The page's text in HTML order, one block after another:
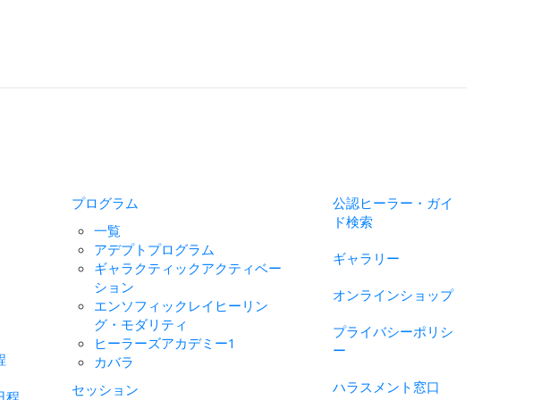
プログラム
一覧
アデプトプログラム
ギャラクティックアクティベー
ション
エンソフィックレイヒーリン
グ・モダリティ
ヒーラーズアカデミー1
カバラ
セッション
公認ヒーラー・ガイ
ド検索
ギャラリー
オンラインショップ
プライバシーポリシ
ー
ハラスメント窓口